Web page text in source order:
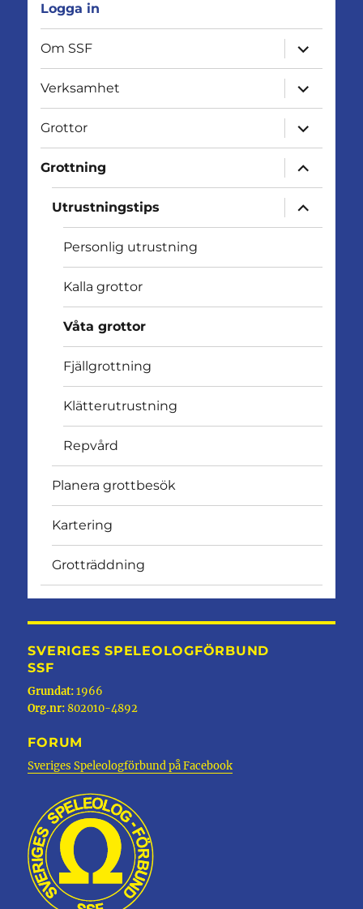
Logga in
Om SSF
expandera
Verksamhet
expandera
Grottor
expandera
Grottning
expandera
Utrustningstips
expandera
Personlig utrustning
Kalla grottor
Våta grottor
Fjällgrottning
Klätterutrustning
Repvård
Planera grottbesök
Kartering
Grotträddning
SVERIGES SPELEOLOGFÖRBUND
SSF
Grundat:1966
Org.nr:802010-4892
FORUM
Sveriges Speleologförbund på Facebook